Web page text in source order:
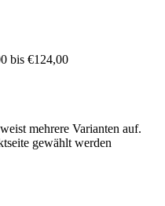
bis €124,00
mehrere Varianten auf.
gewählt werden